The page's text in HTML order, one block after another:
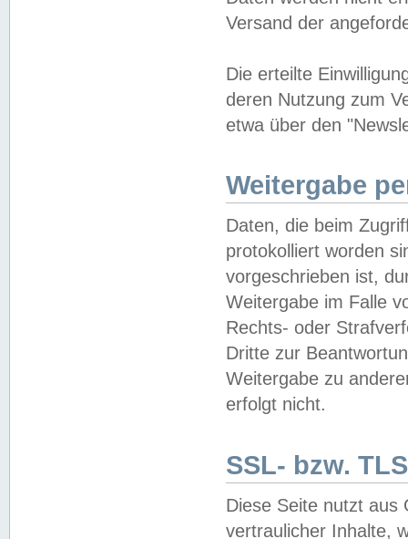
Versand der
Die erteilte
deren Nutzung zum
etwa über den
Weitergabe
Daten, die beim
protokolliert worden
vorgeschrieben ist,
Weitergabe im Falle
Rechts- oder
Dritte zur
Weitergabe zu
erfolgt nicht.
SSL- bzw.
Diese Seite nutzt aus
vertraulicher Inhalte,